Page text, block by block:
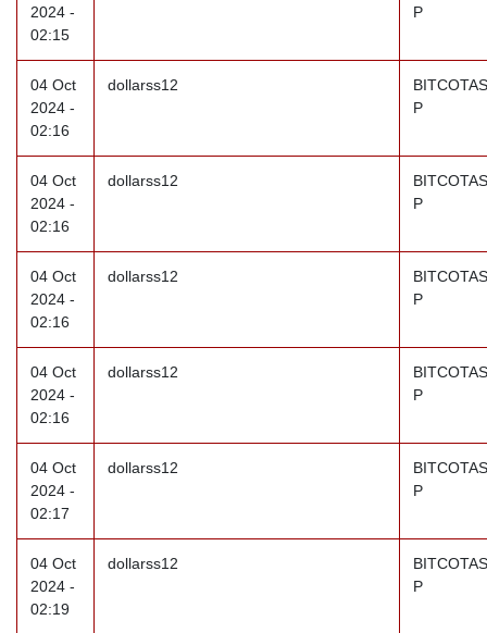
2024 -
02:15
P
04 Oct
2024 -
02:16
dollarss12
P
04 Oct
2024 -
02:16
dollarss12
P
04 Oct
2024 -
02:16
dollarss12
P
04 Oct
2024 -
02:16
dollarss12
P
04 Oct
2024 -
02:17
dollarss12
P
04 Oct
2024 -
02:19
dollarss12
P